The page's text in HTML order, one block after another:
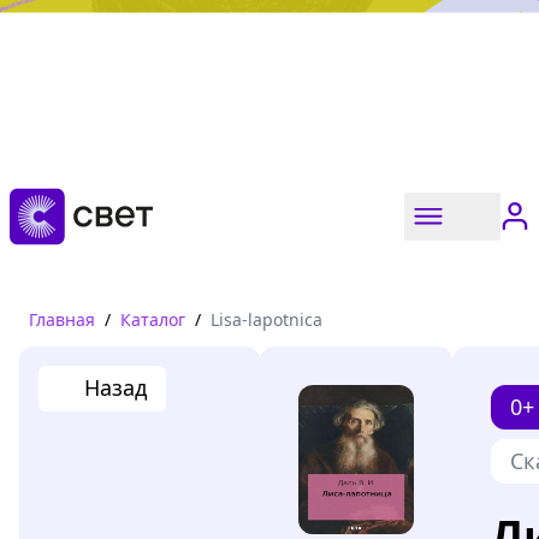
Дружба, любовь, взросление
Читать
Главная / Каталог / Lisa-lapotnica
Назад
0+